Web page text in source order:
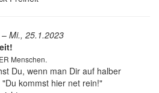
– Mi., 25.1.2023
Menschen.
Du, wenn man Dir auf halber
kommst hier net rein!"